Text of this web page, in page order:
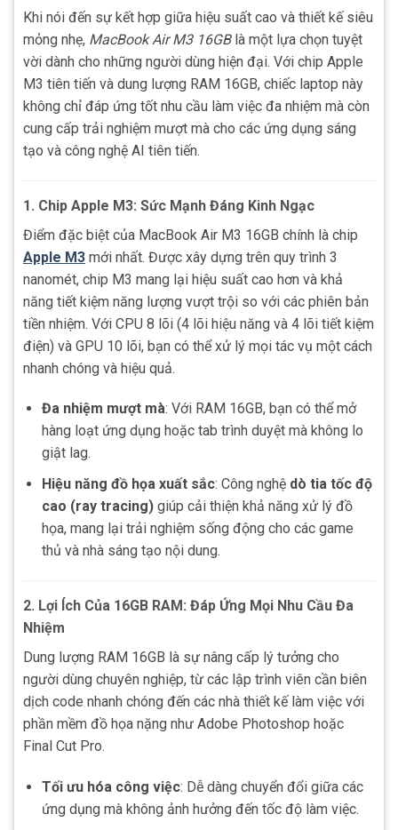
Khi nói đến sự kết hợp giữa hiệu suất cao và thiết kế siêu
mỏng nhẹ, MacBook Air M3 16GBlà một lựa chọn tuyệt
vời dành cho những người dùng hiện đại. Với chip Apple
M3 tiên tiến và dung lượng RAM 16GB, chiếc laptop này
không chỉ đáp ứng tốt nhu cầu làm việc đa nhiệm mà còn
cung cấp trải nghiệm mượt mà cho các ứng dụng sáng
tạo và công nghệ AI tiên tiến.
1. Chip Apple M3: Sức Mạnh Đáng Kinh Ngạc
Điểm đặc biệt của MacBook Air M3 16GB chính là chip
Apple M3 mới nhất. Được xây dựng trên quy trình 3
nanomét, chip M3 mang lại hiệu suất cao hơn và khả
năng tiết kiệm năng lượng vượt trội so với các phiên bản
tiền nhiệm. Với CPU 8 lõi (4 lõi hiệu năng và 4 lõi tiết kiệm
điện) và GPU 10 lõi, bạn có thể xử lý mọi tác vụ một cách
nhanh chóng và hiệu quả.
Đa nhiệm mượt mà: Với RAM 16GB, bạn có thể mở
hàng loạt ứng dụng hoặc tab trình duyệt mà không lo
giật lag.
Hiệu năng đồ họa xuất sắc: Công nghệ dò tia tốc độ
cao (ray tracing)giúp cải thiện khả năng xử lý đồ
họa, mang lại trải nghiệm sống động cho các game
thủ và nhà sáng tạo nội dung.
2. Lợi Ích Của 16GB RAM: Đáp Ứng Mọi Nhu Cầu Đa
Nhiệm
Dung lượng RAM 16GB là sự nâng cấp lý tưởng cho
người dùng chuyên nghiệp, từ các lập trình viên cần biên
dịch code nhanh chóng đến các nhà thiết kế làm việc với
phần mềm đồ họa nặng như Adobe Photoshop hoặc
Final Cut Pro.
Tối ưu hóa công việc: Dễ dàng chuyển đổi giữa các
ứng dụng mà không ảnh hưởng đến tốc độ làm việc.